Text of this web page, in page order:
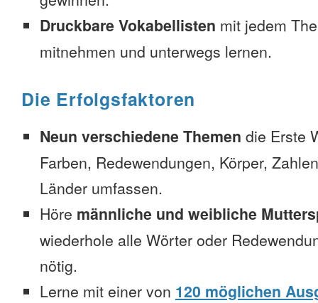
Druckbare Vokabellisten mit jedem
mitnehmen und unterwegs lernen.
Die Erfolgsfaktoren
Neun verschiedene Themen die Erste
Farben, Redewendungen, Körper,
Länder umfassen.
Höre männliche und weibliche
wiederhole alle Wörter oder
nötig.
Lerne mit einer von 120 möglichen